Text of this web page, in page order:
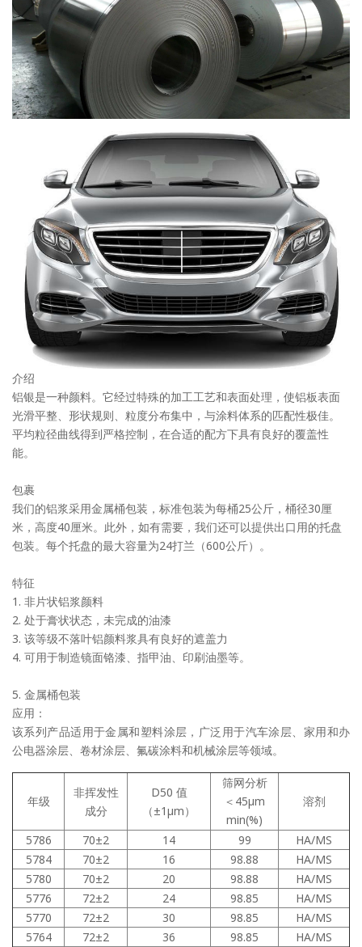
介绍
铝银是一种颜料。它经过特殊的加工工艺和表面处理，使铝板表面
光滑平整、形状规则、粒度分布集中，与涂料体系的匹配性极佳。
平均粒径曲线得到严格控制，在合适的配方下具有良好的覆盖性
能。
包裹
我们的铝浆采用金属桶包装，标准包装为每桶25公斤，桶径30厘
米，高度40厘米。此外，如有需要，我们还可以提供出口用的托盘
包装。每个托盘的最大容量为24打兰（600公斤）。
特征
1. 非片状铝浆颜料
2. 处于膏状状态，未完成的油漆
3. 该等级不落叶铝颜料浆具有良好的遮盖力
4. 可用于制造镜面铬漆、指甲油、印刷油墨等。
5. 金属桶包装
应用：
该系列产品适用于金属和塑料涂层，广泛用于汽车涂层、家用和办
公电器涂层、卷材涂层、氟碳涂料和机械涂层等领域。
年级
非挥发性
成分
D50 值
（±1μm）
筛网分析
＜45μm
min(%)
溶剂
5786 70±2 14 99
HA/MS
5784
70±2 16 98.88
HA/MS
5780
70±2 20 98.88
HA/MS
5776
72±2 24 98.85
HA/MS
5770
72±2 30 98.85
HA/MS
5764
72±2 36 98.85
HA/MS